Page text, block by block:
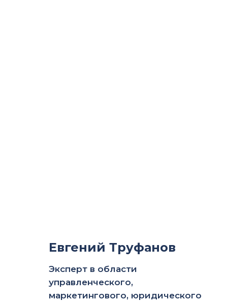
Евгений Труфанов
Эксперт в области
управленческого,
маркетингового, юридического